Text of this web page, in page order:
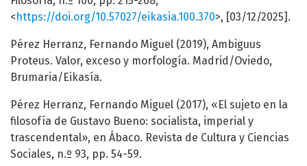
<https://doi.org/10.57027/eikasia.100.370>, [03/12/2025].
Pérez Herranz, Fernando Miguel (2019), Ambiguus
Proteus. Valor, exceso y morfología. Madrid/Oviedo,
Brumaria/Eikasía.
Pérez Herranz, Fernando Miguel (2017), «El sujeto en la
filosofía de Gustavo Bueno: socialista, imperial y
trascendental», en Ábaco. Revista de Cultura y Ciencias
Sociales, n.º 93, pp. 54-59.